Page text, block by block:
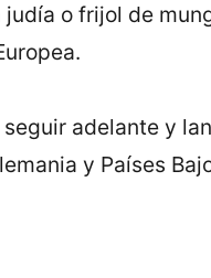
o frijol de
adelante y
y Países